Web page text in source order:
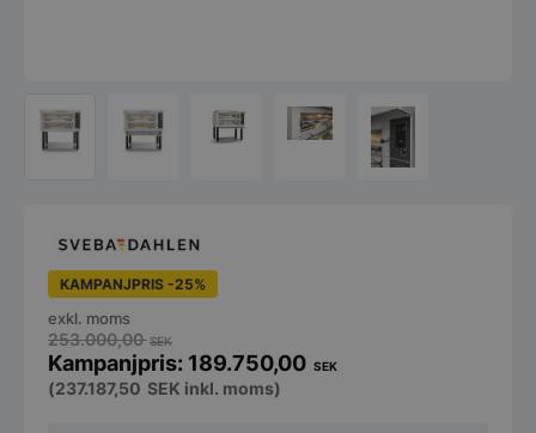
KAMPANJPRIS -25%
253.000,00SEK
189.750,00 SEK
exkl. moms
(237.187,50 SEK inkl. moms)